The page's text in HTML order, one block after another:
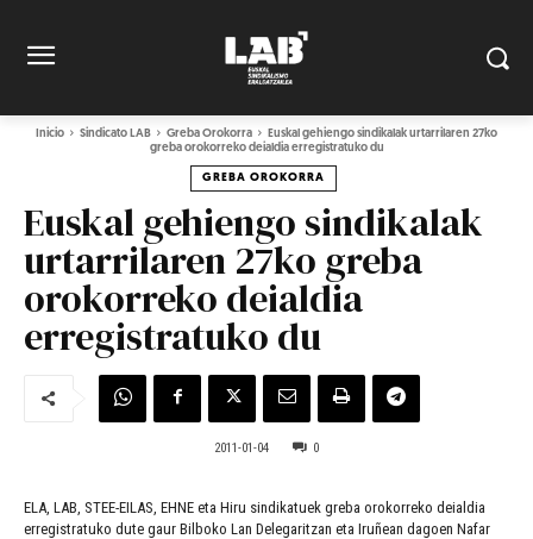
Inicio Sindicato LAB Greba Orokorra
Euskal gehiengo sindikalak urtarrilaren 27ko
greba orokorreko deialdia erregistratuko du
GREBA OROKORRA
Euskal gehiengo sindikalak
urtarrilaren 27ko greba
orokorreko deialdia
erregistratuko du
2011-01-04 0
ELA, LAB, STEE-EILAS, EHNE eta Hiru sindikatuek greba orokorreko deialdia
erregistratuko dute gaur Bilboko Lan Delegaritzan eta Iruñean dagoen Nafar